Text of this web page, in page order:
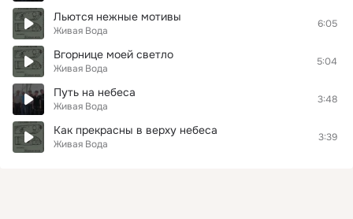
Льются нежные мотивы
Живая Вода
6:05
Вгорнице моей светло
Живая Вода
5:04
Путь на небеса
Живая Вода
3:48
Как прекрасны в верху небеса
Живая Вода
3:39